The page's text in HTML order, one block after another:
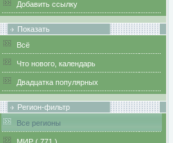
Добавить ссылку
Показать
Всё
Что нового, календарь
Двадцатка популярных
Регион-фильтр
Все регионы